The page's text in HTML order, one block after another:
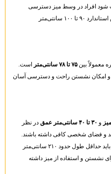
افراد در وسط میز دسترسی
راحتی به غذا نداشته باشند، بنابراین عرض استاندارد ۹۰ تا ۱۰۰ سانتی‌متر
۷۵ تا ۷۸ سانتی‌متر
است.
امکان نشستن راحت و دسترسی آسان
و۳۰ تا ۴۰ سانتی‌متر عمق
در نظر
و فضای شخصی کافی داشته باشند.
بنابراین میز ناهارخوری ۸ نفره مستطیلی باید حداقل طول حدود ۲۱۰ سانتی‌متر
و استفاده از میز داشته